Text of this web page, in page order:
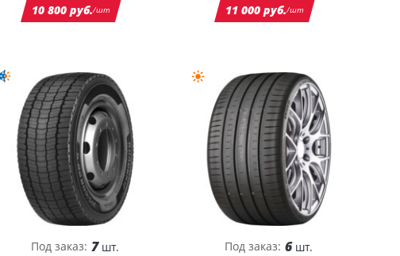
10 800 руб./шт 11 000 руб./шт
Под заказ: 7шт. Под заказ: 6шт.